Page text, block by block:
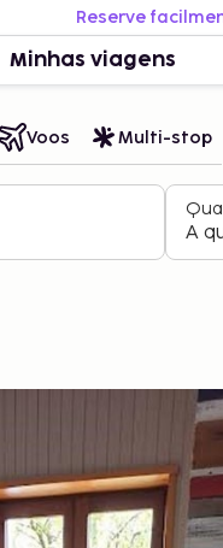
Reserve
Minhas viagens
Voos Multi-stop
A